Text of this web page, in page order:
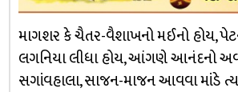
માગશર કે ચૈતર-વૈશાખનો મઈનો હોય,
લગનિયા લીધા હોય, આંગણે આનંદનો
સગાંવહાલા, સાજન-માજન આવવા માંડે